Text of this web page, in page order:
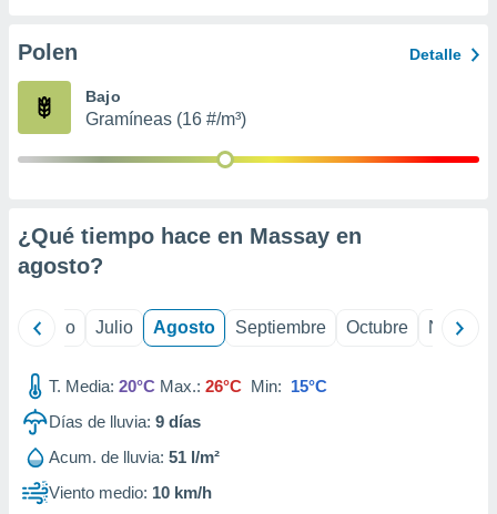
e
mediante
de
1199
Polen Detalle
Bajo
Gramíneas (16 #/m³)
¿Qué tiempo hace en Massay en
agosto?
Junio Julio Agosto Septiembre Octubre
T. Media: 20°C Max.: 26°C Min: 15°C
Días de lluvia: 9 días
Acum. de lluvia: 51 l/m²
Viento medio: 10 km/h